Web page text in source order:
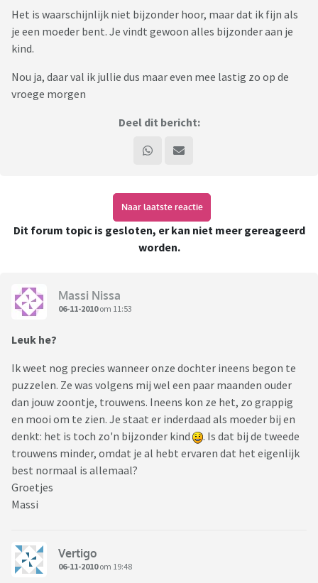
Het is waarschijnlijk niet bijzonder hoor, maar dat ik fijn als
je een moeder bent. Je vindt gewoon alles bijzonder aan je
kind.
Nou ja, daar val ik jullie dus maar even mee lastig zo op de
vroege morgen
Deel dit bericht:
Naar laatste reactie
Dit forum topic is gesloten, er kan niet meer gereageerd
worden.
Massi Nissa
06-11-2010om 11:53
Leuk he?
Ik weet nog precies wanneer onze dochter ineens begon te
puzzelen. Ze was volgens mij wel een paar maanden ouder
dan jouw zoontje, trouwens. Ineens kon ze het, zo grappig
en mooi om te zien. Je staat er inderdaad als moeder bij en
denkt: het is toch zo'n bijzonder kind
. Is dat bij de tweede
trouwens minder, omdat je al hebt ervaren dat het eigenlijk
best normaal is allemaal?
Groetjes
Massi
Vertigo
06-11-2010om 19:48